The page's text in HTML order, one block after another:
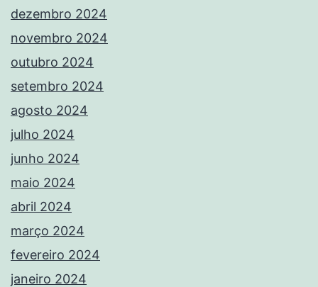
dezembro 2024
novembro 2024
outubro 2024
setembro 2024
agosto 2024
julho 2024
junho 2024
maio 2024
abril 2024
março 2024
fevereiro 2024
janeiro 2024